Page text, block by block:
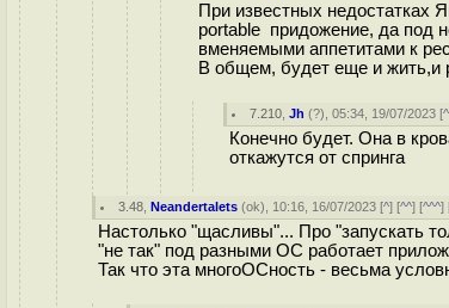
При известных недостатках
portable придожение, да под
вменяемыми аппетитами к
В общем, будет еще и жить,и
7.210 ,Jh (?), 05:34, 19/07/2023 [^
Конечно будет. Она в
откажутся от спринга
3.48 ,Neandertalets (ok), 10:16, 16/07/2023 [^] [^^] [^^^]
Настолько "щасливы"... Про "запускать
"не так" под разными ОС работает
Так что эта многоОСность - весьма